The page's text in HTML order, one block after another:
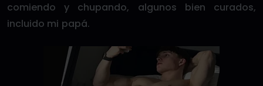
comiendo y chupando, algunos bien curados,
incluido mi papá.